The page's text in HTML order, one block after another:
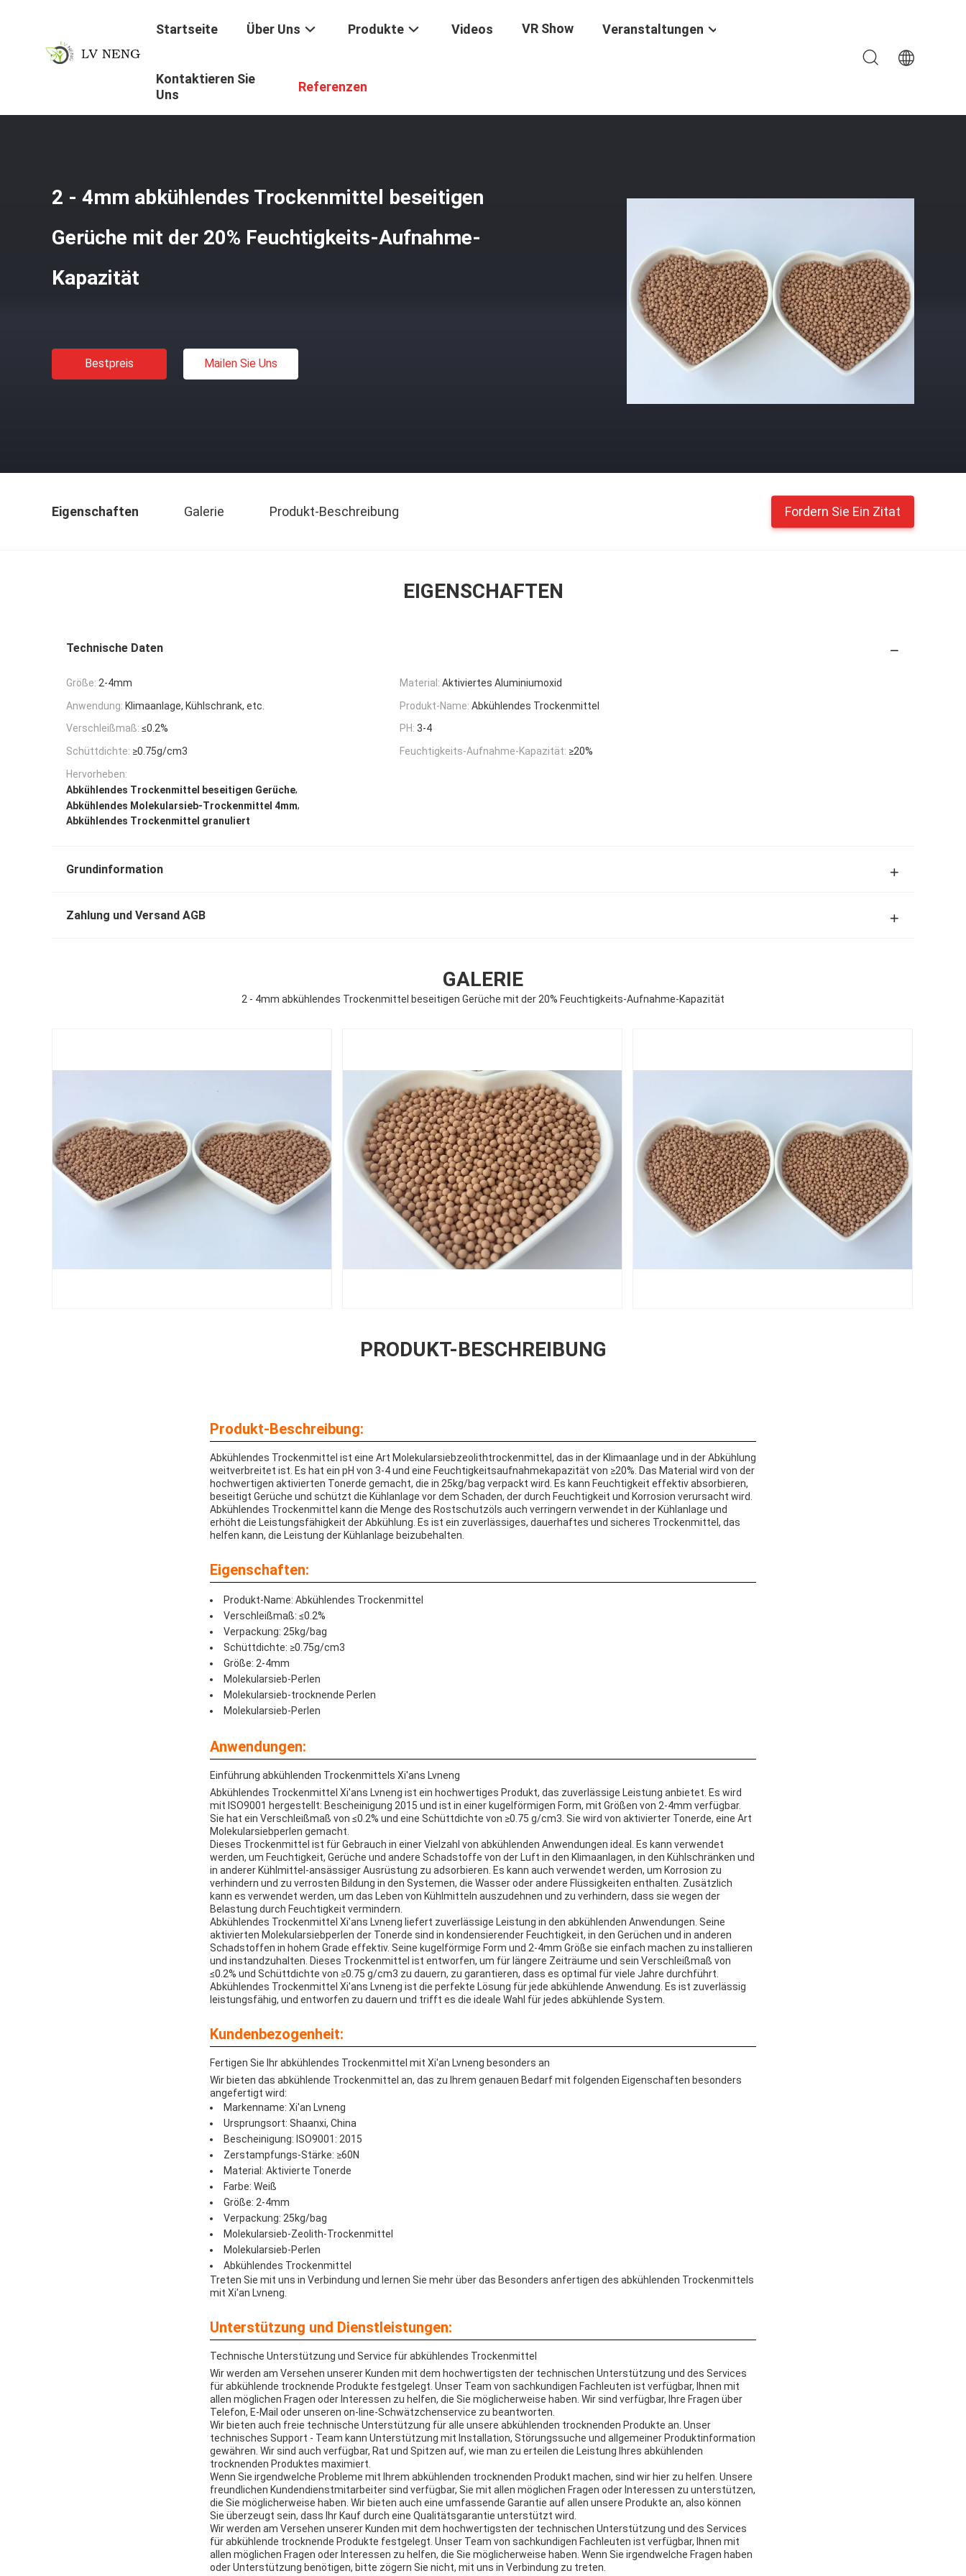
Startseite Über Uns Produkte Videos VR Show Veranstaltungen
Kontaktieren Sie
Uns
Referenzen
/ Abkühlendes Trockenmittel
2 - 4mm abkühlendes Trockenmittel beseitigen
Gerüche mit der 20% Feuchtigkeits-Aufnahme-
Kapazität
Bestpreis Mailen Sie Uns
Eigenschaften Galerie Produkt-Beschreibung Fordern Sie Ein Zitat
EIGENSCHAFTEN
Technische Daten
Größe: 2-4mm Material: Aktiviertes Aluminiumoxid
Anwendung: Klimaanlage, Kühlschrank, etc. Produkt-Name: Abkühlendes Trockenmittel
Verschleißmaß: ≤0.2% PH: 3-4
Schüttdichte: ≥0.75g/cm3 Feuchtigkeits-Aufnahme-Kapazität: ≥20%
Hervorheben:
Abkühlendes Trockenmittel beseitigen Gerüche,
Abkühlendes Molekularsieb-Trockenmittel 4mm,
Abkühlendes Trockenmittel granuliert
Grundinformation
Zahlung und Versand AGB
GALERIE
2 - 4mm abkühlendes Trockenmittel beseitigen Gerüche mit der 20% Feuchtigkeits-Aufnahme-Kapazität
PRODUKT-BESCHREIBUNG
Produkt-Beschreibung:
Abkühlendes Trockenmittel ist eine Art Molekularsiebzeolithtrockenmittel, das in der Klimaanlage und in der Abkühlung
weitverbreitet ist. Es hat ein pH von 3-4 und eine Feuchtigkeitsaufnahmekapazität von ≥20%. Das Material wird von der
hochwertigen aktivierten Tonerde gemacht, die in 25kg/bag verpackt wird. Es kann Feuchtigkeit effektiv absorbieren,
beseitigt Gerüche und schützt die Kühlanlage vor dem Schaden, der durch Feuchtigkeit und Korrosion verursacht wird.
Abkühlendes Trockenmittel kann die Menge des Rostschutzöls auch verringern verwendet in der Kühlanlage und
erhöht die Leistungsfähigkeit der Abkühlung. Es ist ein zuverlässiges, dauerhaftes und sicheres Trockenmittel, das
helfen kann, die Leistung der Kühlanlage beizubehalten.
Eigenschaften:
Produkt-Name: Abkühlendes Trockenmittel
Verschleißmaß: ≤0.2%
Verpackung: 25kg/bag
Schüttdichte: ≥0.75g/cm3
Größe: 2-4mm
Molekularsieb-Perlen
Molekularsieb-trocknende Perlen
Molekularsieb-Perlen
Anwendungen:
Einführung abkühlenden Trockenmittels Xi'ans Lvneng
Abkühlendes Trockenmittel Xi'ans Lvneng ist ein hochwertiges Produkt, das zuverlässige Leistung anbietet. Es wird
mit ISO9001 hergestellt: Bescheinigung 2015 und ist in einer kugelförmigen Form, mit Größen von 2-4mm verfügbar.
Sie hat ein Verschleißmaß von ≤0.2% und eine Schüttdichte von ≥0.75 g/cm3. Sie wird von aktivierter Tonerde, eine Art
Molekularsiebperlen gemacht.
Dieses Trockenmittel ist für Gebrauch in einer Vielzahl von abkühlenden Anwendungen ideal. Es kann verwendet
werden, um Feuchtigkeit, Gerüche und andere Schadstoffe von der Luft in den Klimaanlagen, in den Kühlschränken und
in anderer Kühlmittel-ansässiger Ausrüstung zu adsorbieren. Es kann auch verwendet werden, um Korrosion zu
verhindern und zu verrosten Bildung in den Systemen, die Wasser oder andere Flüssigkeiten enthalten. Zusätzlich
kann es verwendet werden, um das Leben von Kühlmitteln auszudehnen und zu verhindern, dass sie wegen der
Belastung durch Feuchtigkeit vermindern.
Abkühlendes Trockenmittel Xi'ans Lvneng liefert zuverlässige Leistung in den abkühlenden Anwendungen. Seine
aktivierten Molekularsiebperlen der Tonerde sind in kondensierender Feuchtigkeit, in den Gerüchen und in anderen
Schadstoffen in hohem Grade effektiv. Seine kugelförmige Form und 2-4mm Größe sie einfach machen zu installieren
und instandzuhalten. Dieses Trockenmittel ist entworfen, um für längere Zeiträume und sein Verschleißmaß von
≤0.2% und Schüttdichte von ≥0.75 g/cm3 zu dauern, zu garantieren, dass es optimal für viele Jahre durchführt.
Abkühlendes Trockenmittel Xi'ans Lvneng ist die perfekte Lösung für jede abkühlende Anwendung. Es ist zuverlässig
leistungsfähig, und entworfen zu dauern und trifft es die ideale Wahl für jedes abkühlende System.
Kundenbezogenheit:
Fertigen Sie Ihr abkühlendes Trockenmittel mit Xi'an Lvneng besonders an
Wir bieten das abkühlende Trockenmittel an, das zu Ihrem genauen Bedarf mit folgenden Eigenschaften besonders
angefertigt wird:
Markenname: Xi'an Lvneng
Ursprungsort: Shaanxi, China
Bescheinigung: ISO9001: 2015
Zerstampfungs-Stärke: ≥60N
Material: Aktivierte Tonerde
Farbe: Weiß
Größe: 2-4mm
Verpackung: 25kg/bag
Molekularsieb-Zeolith-Trockenmittel
Molekularsieb-Perlen
Abkühlendes Trockenmittel
Treten Sie mit uns in Verbindung und lernen Sie mehr über das Besonders anfertigen des abkühlenden Trockenmittels
mit Xi'an Lvneng.
Unterstützung und Dienstleistungen:
Technische Unterstützung und Service für abkühlendes Trockenmittel
Wir werden am Versehen unserer Kunden mit dem hochwertigsten der technischen Unterstützung und des Services
für abkühlende trocknende Produkte festgelegt. Unser Team von sachkundigen Fachleuten ist verfügbar, Ihnen mit
allen möglichen Fragen oder Interessen zu helfen, die Sie möglicherweise haben. Wir sind verfügbar, Ihre Fragen über
Telefon, E-Mail oder unseren on-line-Schwätzchenservice zu beantworten.
Wir bieten auch freie technische Unterstützung für alle unsere abkühlenden trocknenden Produkte an. Unser
technisches Support - Team kann Unterstützung mit Installation, Störungssuche und allgemeiner Produktinformation
gewähren. Wir sind auch verfügbar, Rat und Spitzen auf, wie man zu erteilen die Leistung Ihres abkühlenden
trocknenden Produktes maximiert.
Wenn Sie irgendwelche Probleme mit Ihrem abkühlenden trocknenden Produkt machen, sind wir hier zu helfen. Unsere
freundlichen Kundendienstmitarbeiter sind verfügbar, Sie mit allen möglichen Fragen oder Interessen zu unterstützen,
die Sie möglicherweise haben. Wir bieten auch eine umfassende Garantie auf allen unsere Produkte an, also können
Sie überzeugt sein, dass Ihr Kauf durch eine Qualitätsgarantie unterstützt wird.
Wir werden am Versehen unserer Kunden mit dem hochwertigsten der technischen Unterstützung und des Services
für abkühlende trocknende Produkte festgelegt. Unser Team von sachkundigen Fachleuten ist verfügbar, Ihnen mit
allen möglichen Fragen oder Interessen zu helfen, die Sie möglicherweise haben. Wenn Sie irgendwelche Fragen haben
oder Unterstützung benötigen, bitte zögern Sie nicht, mit uns in Verbindung zu treten.